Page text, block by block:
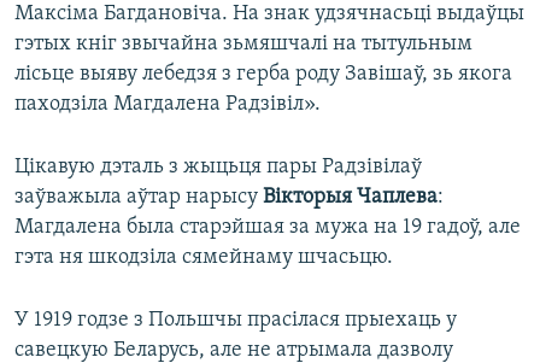
Максіма Багдановіча. На знак удзячнасьці выдаўцы
гэтых кніг звычайна зьмяшчалі на тытульным
лісьце выяву лебедзя з герба роду Завішаў, зь якога
паходзіла Магдалена Радзівіл».
Цікавую дэталь з жыцьця пары Радзівілаў
заўважыла аўтар нарысу Вікторыя Чаплева:
Магдалена была старэйшая за мужа на 19 гадоў, але
гэта ня шкодзіла сямейнаму шчасьцю.
У 1919 годзе з Польшчы прасілася прыехаць у
савецкую Беларусь, але не атрымала дазволу